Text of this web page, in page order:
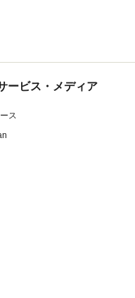
ービス・メディア
ス